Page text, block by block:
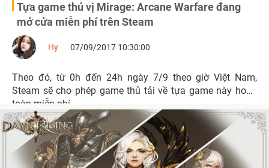
Tựa game thú vị Mirage: Arcane Warfare đang
mở cửa miễn phí trên Steam
Hy 07/09/2017 10:30:00
Theo đó, từ 0h đến 24h ngày 7/9 theo giờ Việt Nam,
Steam sẽ cho phép game thủ tải về tựa game này hoàn
toàn miễn phí.